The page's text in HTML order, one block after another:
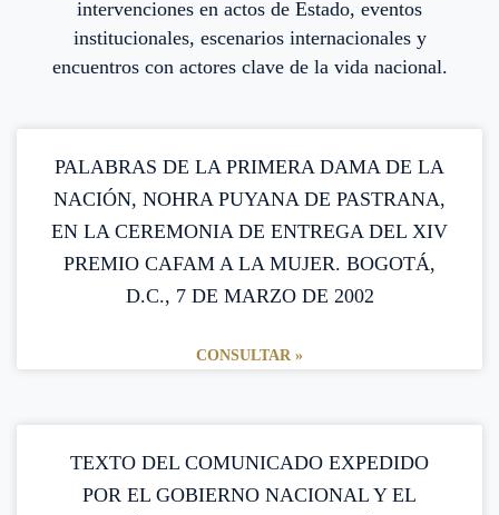
intervenciones en actos de Estado, eventos
institucionales, escenarios internacionales y
encuentros con actores clave de la vida nacional.
PALABRAS DE LA PRIMERA DAMA DE LA
NACIÓN, NOHRA PUYANA DE PASTRANA,
EN LA CEREMONIA DE ENTREGA DEL XIV
PREMIO CAFAM A LA MUJER. BOGOTÁ,
D.C., 7 DE MARZO DE 2002
CONSULTAR »
TEXTO DEL COMUNICADO EXPEDIDO
POR EL GOBIERNO NACIONAL Y EL